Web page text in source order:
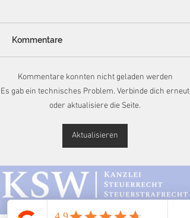
Die strafbefreiende
Selbstanzeige (§ 371 AO)
in der
Plattformökonomie: Eine
dogmatische Analyse
der Sperrwirkung im
Kommentare
Kommentare konnten nicht geladen werden
Es gab ein technisches Problem. Verbinde dich erneut
oder aktualisiere die Seite.
Aktualisieren
Standorte